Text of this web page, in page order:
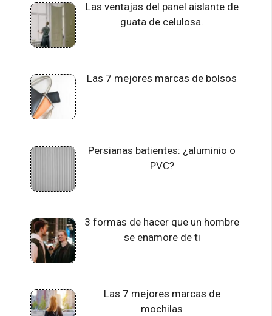
Las ventajas del panel aislante de
guata de celulosa.
Las 7 mejores marcas de bolsos
Persianas batientes: ¿aluminio o
PVC?
3 formas de hacer que un hombre
se enamore de ti
Las 7 mejores marcas de
mochilas